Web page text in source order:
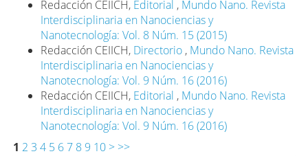
Redacción CEIICH, Editorial , Mundo Nano. Revista
Interdisciplinaria en Nanociencias y
Nanotecnología: Vol. 8 Núm. 15 (2015)
Redacción CEIICH, Directorio , Mundo Nano. Revista
Interdisciplinaria en Nanociencias y
Nanotecnología: Vol. 9 Núm. 16 (2016)
Redacción CEIICH, Editorial , Mundo Nano. Revista
Interdisciplinaria en Nanociencias y
Nanotecnología: Vol. 9 Núm. 16 (2016)
1 2 3 4 5 6 7 8 9 10 > >>